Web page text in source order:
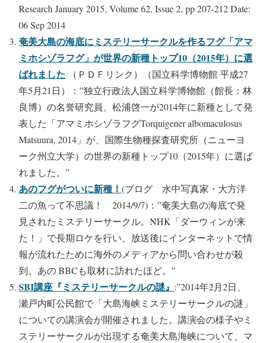
Research January 2015, Volume 62, Issue 2, pp 207-212 Date:
06 Sep 2014
奄美大島の海底にミステリーサークルを作るフグ「アマ
ミホシゾラフグ」が世界の新種トップ10（2015年）に選
ばれました （ＰＤＦリンク）（国立科学博物館 平成27
年5月21日）：”独立行政法人国立科学博物館（館長：林
良博）の名誉研究員、松浦啓一が2014年に新種として発
表した「アマミホシゾラフグTorquigener albomaculosus
Matsuura, 2014」が、国際生物種探査研究所（ニューヨ
ーク州立大学）の世界の新種トップ10（2015年）に選ば
れました。”
あのフグがついに新種！ (ブログ 水中写真家・大方洋
二の魚って不思議！ 2014/9/7)：”奄美大島の海底で発
見されたミステリーサークル。NHK「ダーウィンが来
た！」で長期ロケを行い、放送後にインターネットで情
報が流れたために海外のメディアから問い合わせが殺
到。あの BBCも取材に訪れたほど。”
SBI講座『ミステリーサークルの謎』 :”2014年2月2日、
瀬戸内町公民館で「大島海峡ミステリーサークルの謎」
についての講演会が開催されました。講演会の様子やミ
ステリーサークルが出現する奄美大島海峡について、マ